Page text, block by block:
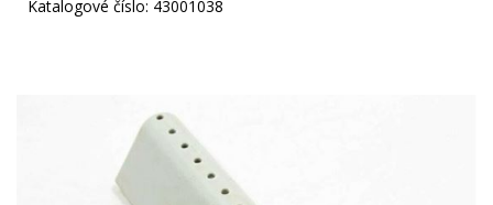
Katalogové číslo: 43001038